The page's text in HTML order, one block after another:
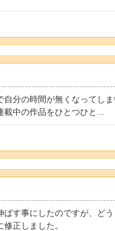
分の時間が無くなってしま
中の作品をひとつひと...
す事にしたのですが、ど
正しました。